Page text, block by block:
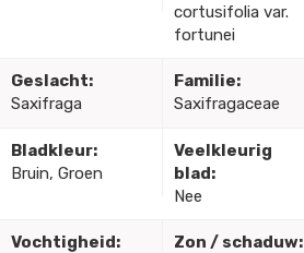
cortusifolia var.
fortunei
Geslacht:
Saxifraga
Familie:
Saxifragaceae
Bladkleur:
Bruin, Groen
Veelkleurig
blad:
Nee
Vochtigheid:
Zon / schaduw: